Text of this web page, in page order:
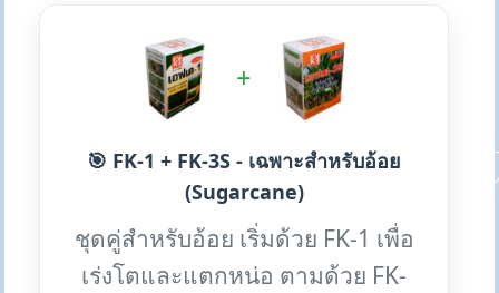
+
🎯 FK-1 + FK-3S - เฉพาะสำหรับอ้อย
(Sugarcane)
ชุดคู่สำหรับอ้อย เริ่มด้วย FK-1 เพื่อ
เร่งโตและแตกหน่อ ตามด้วย FK-